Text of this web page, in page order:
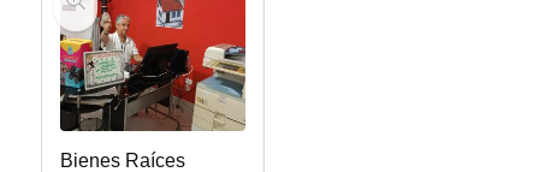
Bienes Raíces